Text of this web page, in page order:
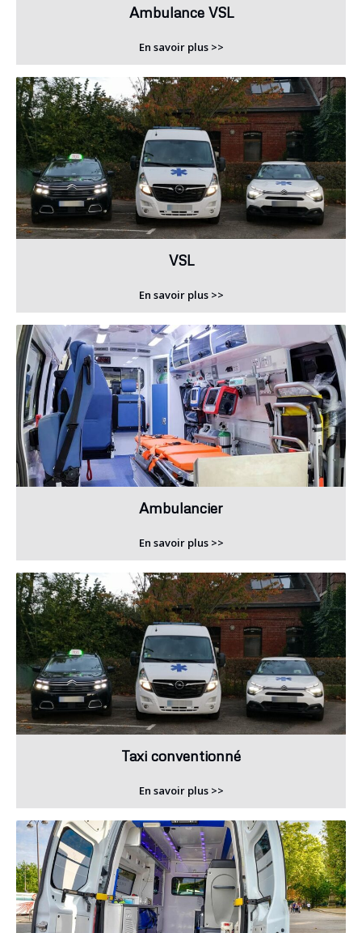
Ambulance VSL
En savoir plus >>
VSL
En savoir plus >>
Ambulancier
En savoir plus >>
Taxi conventionné
En savoir plus >>